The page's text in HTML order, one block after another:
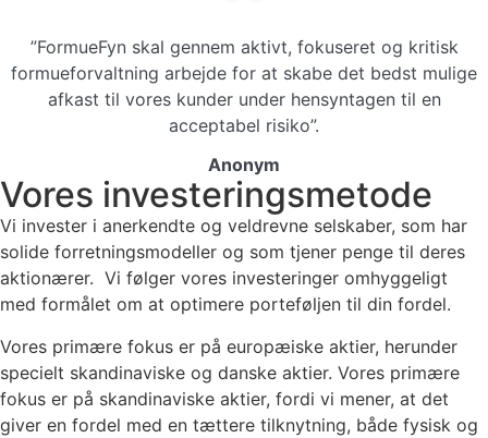
”FormueFyn skal gennem aktivt, fokuseret og kritisk
formueforvaltning arbejde for at skabe det bedst mulige
afkast til vores kunder under hensyntagen til en
acceptabel risiko”.
Anonym
Vores investeringsmetode
Vi invester i anerkendte og veldrevne selskaber, som har
solide forretningsmodeller og som tjener penge til deres
aktionærer. Vi følger vores investeringer omhyggeligt
med formålet om at optimere porteføljen til din fordel.
Vores primære fokus er på europæiske aktier, herunder
specielt skandinaviske og danske aktier. Vores primære
fokus er på skandinaviske aktier, fordi vi mener, at det
giver en fordel med en tættere tilknytning, både fysisk og